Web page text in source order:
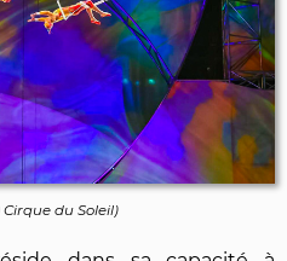
Cirque du Soleil)